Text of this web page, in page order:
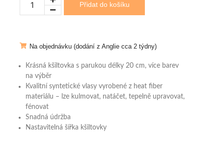
Přidat do košíku
Na objednávku (dodání z Anglie cca 2 týdny)
Krásná kšiltovka s parukou délky 20 cm, více barev
na výběr
Kvalitní syntetické vlasy vyrobené z heat fiber
materiálu – lze kulmovat, natáčet, tepelně upravovat,
fénovat
Snadná údržba
Nastavitelná šířka kšiltovky